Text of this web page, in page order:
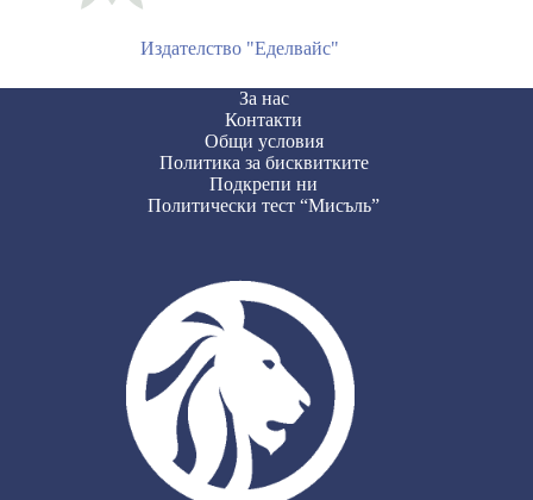
Издателство "Еделвайс"
За нас
Контакти
Общи условия
Политика за бисквитките
Подкрепи ни
Политически тест “Мисъль”